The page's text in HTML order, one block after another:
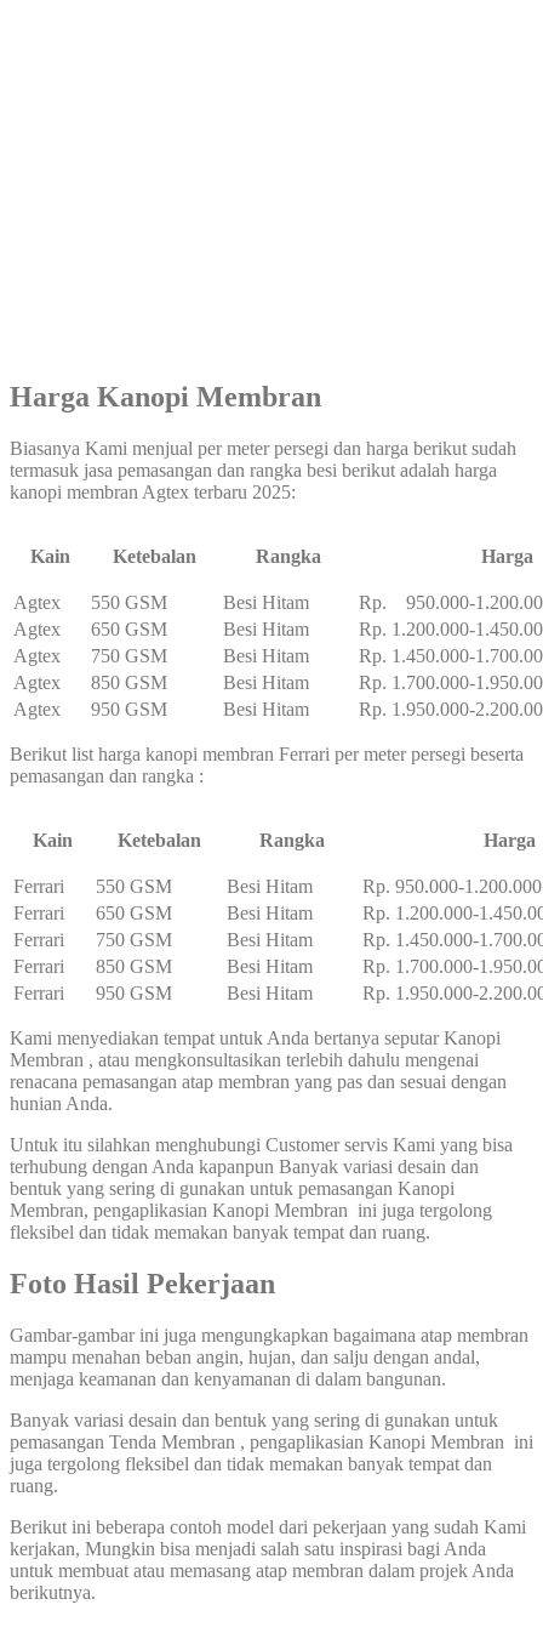
Harga Kanopi Membran
Biasanya Kami menjual per meter persegi dan harga berikut sudah
termasuk jasa pemasangan dan rangka besi berikut adalah harga
kanopi membran Agtex terbaru 2025:
Kain Ketebalan Rangka Harga
Agtex 550 GSM Besi Hitam
Rp. 950.000-
Agtex
650 GSM Besi Hitam
Rp. 1.200.000-
Agtex
750 GSM Besi Hitam
Rp. 1.450.000-
Agtex
850 GSM Besi Hitam
Rp. 1.700.000-
Agtex
950 GSM Besi Hitam Rp. 1.950.000-
Berikut list harga kanopi membran Ferrari per meter persegi beserta
pemasangan dan rangka :
Kain Ketebalan Rangka Harga
Ferrari 550 GSM Besi Hitam
Rp. 950.000-1.200.000
Ferrari
650 GSM Besi Hitam
Rp. 1.200.000-
Ferrari
750 GSM Besi Hitam
Rp. 1.450.000-
Ferrari
850 GSM Besi Hitam
Rp. 1.700.000-
Ferrari
950 GSM Besi Hitam Rp. 1.950.000-
Kami menyediakan tempat untuk Anda bertanya seputar Kanopi
Membran , atau mengkonsultasikan terlebih dahulu mengenai
renacana pemasangan atap membran yang pas dan sesuai dengan
hunian Anda.
Untuk itu silahkan menghubungi Customer servis Kami yang bisa
terhubung dengan Anda kapanpun Banyak variasi desain dan
bentuk yang sering di gunakan untuk pemasangan Kanopi
Membran, pengaplikasian Kanopi Membran ini juga tergolong
fleksibel dan tidak memakan banyak tempat dan ruang.
Foto Hasil Pekerjaan
Gambar-gambar ini juga mengungkapkan bagaimana atap membran
mampu menahan beban angin, hujan, dan salju dengan andal,
menjaga keamanan dan kenyamanan di dalam bangunan.
Banyak variasi desain dan bentuk yang sering di gunakan untuk
pemasangan Tenda Membran , pengaplikasian Kanopi Membran ini
juga tergolong fleksibel dan tidak memakan banyak tempat dan
ruang.
Berikut ini beberapa contoh model dari pekerjaan yang sudah Kami
kerjakan, Mungkin bisa menjadi salah satu inspirasi bagi Anda
untuk membuat atau memasang atap membran dalam projek Anda
berikutnya.